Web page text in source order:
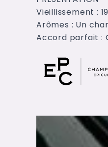
Vieillissement :
Arômes : Un
Accord parfait :